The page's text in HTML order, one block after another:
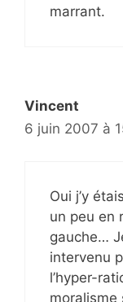
marrant.
Vincent
6 juin 2007 à
Oui j’y
un peu en
gauche…
intervenu
l’hyper-